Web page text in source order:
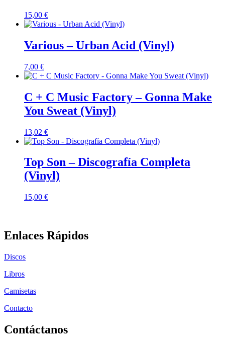
15,00 €
Various – Urban Acid (Vinyl)
7,00 €
C + C Music Factory – Gonna Make
You Sweat (Vinyl)
13,02 €
Top Son – Discografía Completa
(Vinyl)
15,00 €
Enlaces Rápidos
Discos
Libros
Camisetas
Contacto
Contáctanos